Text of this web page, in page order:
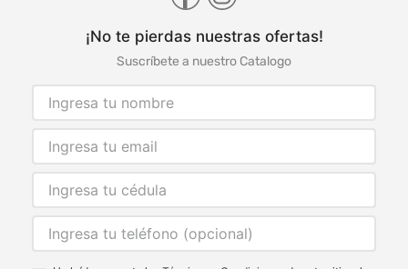
¡No te pierdas nuestras ofertas!
Suscríbete a nuestro Catalogo